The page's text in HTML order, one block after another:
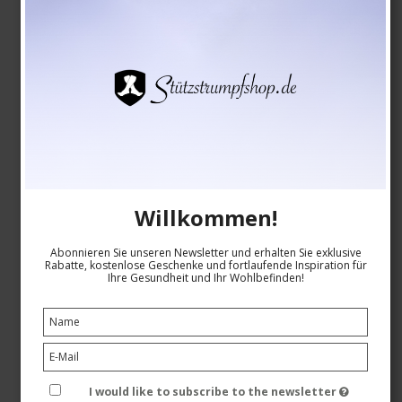
Siehe die Größentabelle hier
EUR 17,00
EUR 14,00
Willkommen!
Abonnieren Sie unseren Newsletter und erhalten Sie exklusive
Rabatte, kostenlose Geschenke und fortlaufende Inspiration für
Ihre Gesundheit und Ihr Wohlbefinden!
I would like to subscribe to the newsletter